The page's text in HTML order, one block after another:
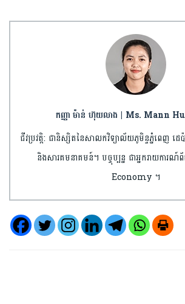
កញ្ញា ម៉ាន់ ហ៊ុយលាង | Ms. Mann
ជីវប្រវត្តិ: ជានិស្សិតនៃសាលកវិទ្យាល័យភូមិន្ទភ្នំពេញ ដេ
និងសារគមនាគមន៍។ បច្ចុប្បន្ន ជាអ្នករាយការ
Economy ។